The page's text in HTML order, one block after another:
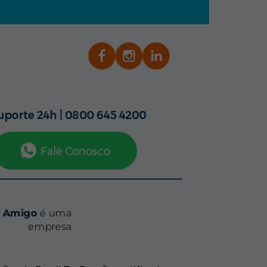
24h | 0800 645 4200
Fale Conosco
Amigo é uma
empresa